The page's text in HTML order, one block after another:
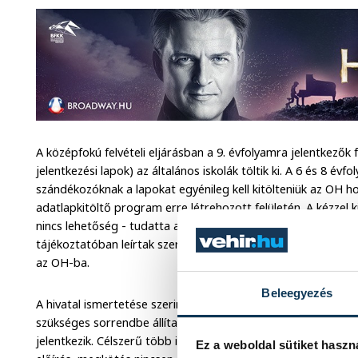
Beleegyezés
Ez a weboldal sütiket
A középfokú felvételi eljárásban a 9. évfolyamra
jelentkezési lapok) az általános iskolák töltik ki. A 6 és 8
szándékozóknak a lapokat egyénileg kell kitölteniük az OH
adatlapkitöltő program erre létrehozott felületén. A kézzel
nincs lehetőség - tudatta a hivatal. Kiemelték: a kitöltött
tájékoztatóban leírtak szerint kell eljuttatni a
az OH-ba.
A hivatal ismertetése szerint a program jelentkezési
szükséges sorrendbe állítani azon intézményeket, illetve
jelentkezik. Célszerű több intézményt, illetve tanulmányi